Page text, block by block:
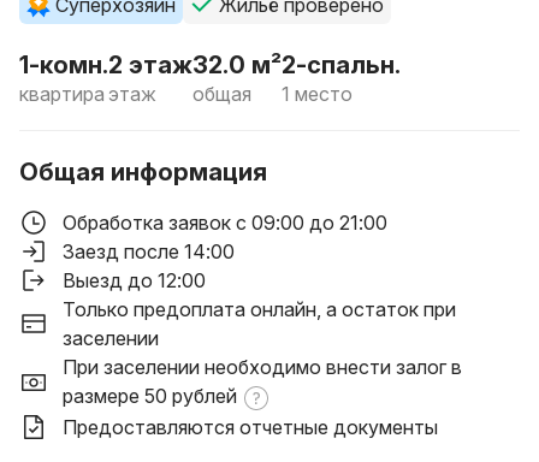
Суперхозяин Жильё проверено
1-комн.
квартира
2 этаж
этаж
32.0 м²
общая
2-спальн.
1 место
Общая информация
Обработка заявок с 09:00 до 21:00
Заезд после 14:00
Выезд до 12:00
Только предоплата онлайн, а остаток при
заселении
При заселении необходимо внести залог в
размере 50 рублей
Предоставляются отчетные документы